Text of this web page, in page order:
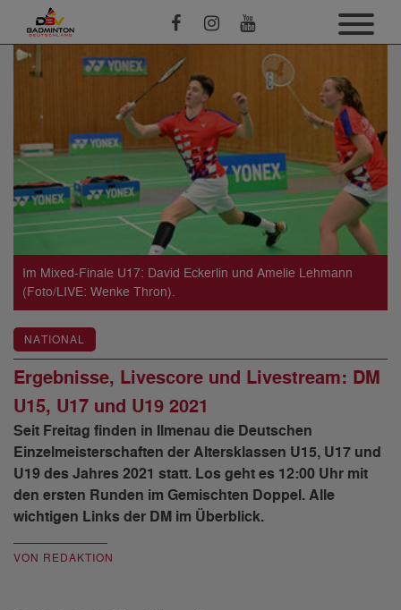
Im Mixed-Finale U17: David Eckerlin und Amelie Lehmann
(Foto/LIVE: Wenke Thron).
NATIONAL
Ergebnisse, Livescore und Livestream: DM
U15, U17 und U19 2021
Seit Freitag finden in Ilmenau die Deutschen
Einzelmeisterschaften der Altersklassen U15, U17 und
U19 des Jahres 2021 statt. Los geht es 12:00 Uhr mit
den ersten Runden im Gemischten Doppel. Alle
wichtigen Links der DM im Überblick.
VON REDAKTION